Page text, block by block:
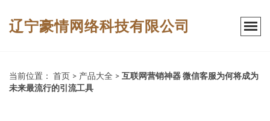
辽宁豪情网络科技有限公司
当前位置： 首页 > 产品大全 > 互联网营销神器 微信客服为何将成为
未来最流行的引流工具